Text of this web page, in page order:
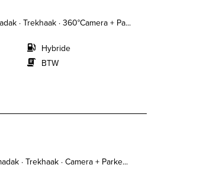
· Trekhaak · 360°Camera + Pa...
Hybride
BTW
· Trekhaak · Camera + Parke...